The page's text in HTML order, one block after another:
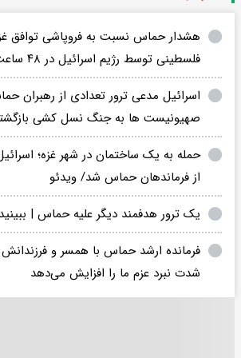
فلسطینی توسط رژیم اسرائیل در ۴۸ ساعت
اسرائیل مدعی ترور تعدادی از
صهیونیست ها به جنگ نسل کشی
حمله به یک ساختمان در شهر غزه؛
از فرماندهان حماس شد/ ویدئو
یک ترور هدفمند دیگر علیه حماس | ببینید
فرمانده ارشد حماس با همسر و
شدت نبرد عزم ما را افزایش می‌دهد